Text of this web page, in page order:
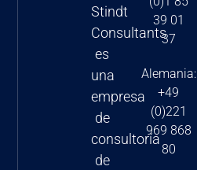
Stindt
Consultants
es
una
empresa
de
consultoría
de
39 01
37
Alemania:
+49
(0)221
969 868
80